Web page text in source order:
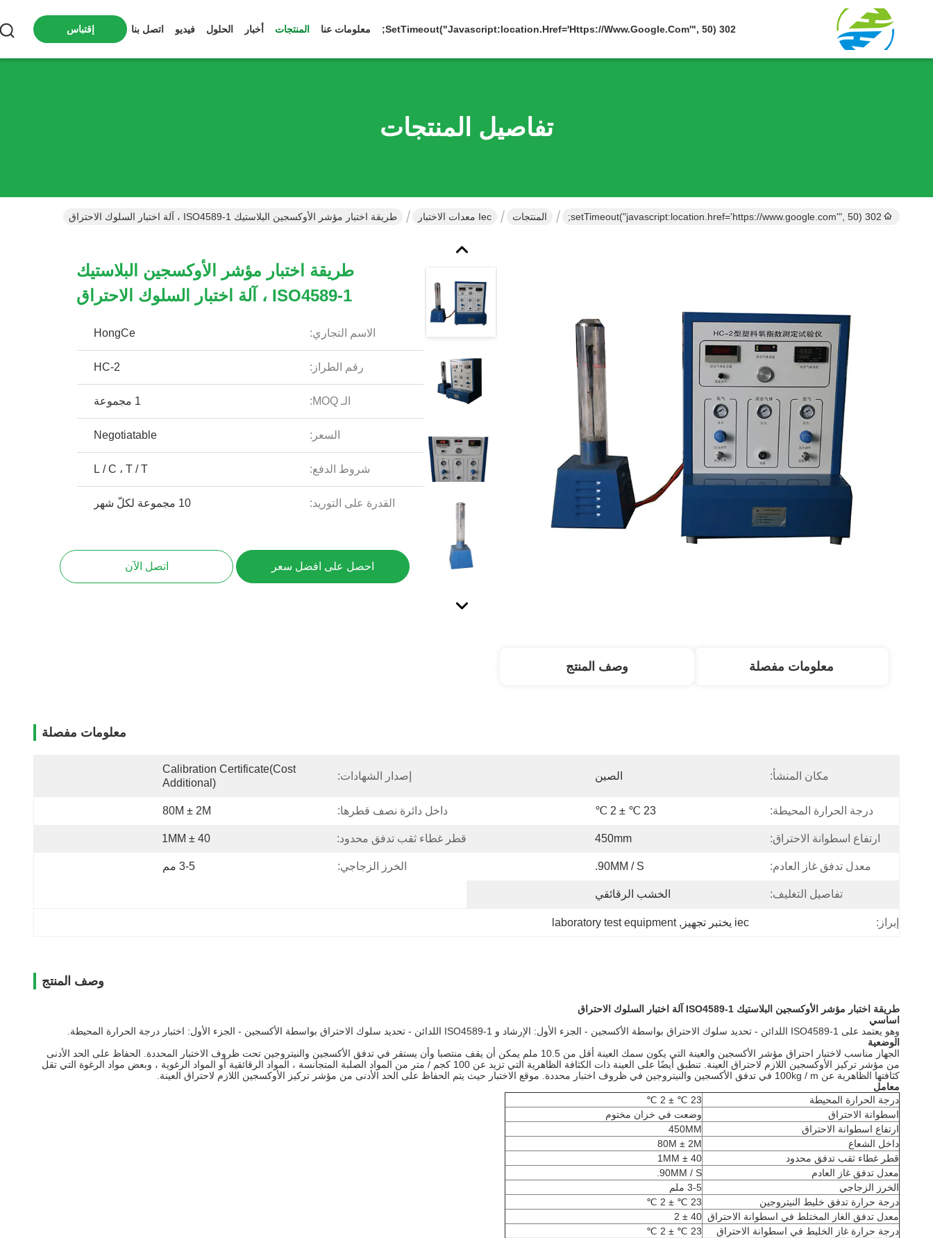
302 SetTimeout("javascript:location.href='https://www.google.com'", 50); معلومات عنا المنتجات أخبار الحلول فيديو اتصل بنا إقتباس
تفاصيل المنتجات
302 setTimeout("javascript:location.href='https://www.google.com'", 50); المنتجات Iec معدات الاختبار طريقة اختبار مؤشر الأوكسجين البلاستيك ISO4589-1 ، آلة اختبار السلوك الاحتراق
طريقة اختبار مؤشر الأوكسجين البلاستيك
ISO4589-1 ، آلة اختبار السلوك الاحتراق
الاسم التجاري: HongCe
رقم الطراز: HC-2
الـ MOQ: 1 مجموعة
السعر: Negotiatable
شروط الدفع: L / C ، T / T
القدرة على التوريد: 10 مجموعة لكلّ شهر
احصل على افضل سعر اتصل الآن
معلومات مفصلة وصف المنتج
معلومات مفصلة
مكان المنشأ: الصين إصدار الشهادات:
Calibration Certificate(cost
Additional)
درجة الحرارة المحيطة: 23 ℃ ± 2 ℃ داخل دائرة نصف قطرها: 80M ± 2M
ارتفاع اسطوانة الاحتراق: 450mm قطر غطاء ثقب تدفق محدود: 40 ± 1MM
معدل تدفق غاز العادم: 90MM / S. الخرز الزجاجي: 3-5 مم
تفاصيل التغليف: الخشب الرقائقي
إبراز: iec يختبر تجهيز ,
laboratory test equipment
وصف المنتج
طريقة اختبار مؤشر الأوكسجين البلاستيك ISO4589-1 آلة اختبار السلوك الاحتراق
اساسي
وهو يعتمد على ISO4589-1 اللدائن - تحديد سلوك الاحتراق بواسطة الأكسجين - الجزء الأول: الإرشاد و ISO4589-1 اللدائن - تحديد سلوك الاحتراق بواسطة الأكسجين - الجزء الأول: اختبار درجة الحرارة المحيطة.
الوضعية
الجهاز مناسب لاختبار احتراق مؤشر الأكسجين والعينة التي يكون سمك العينة أقل من 10.5 ملم يمكن أن يقف منتصبا وأن يستقر في تدفق الأكسجين والنيتروجين تحت ظروف الاختبار المحددة. الحفاظ على الحد الأدنى
من مؤشر تركيز الأوكسجين اللازم لاحتراق العينة.
تنطبق أيضًا على العينة ذات الكثافة الظاهرية التي تزيد عن 100 كجم / متر من المواد الصلبة المتجانسة ، المواد الرقائقية أو المواد الرغوية ، وبعض مواد الرغوة التي تقل
كثافتها الظاهرية عن 100kg / m في تدفق الأكسجين والنيتروجين في ظروف اختبار محددة. موقع الاختبار حيث يتم الحفاظ على الحد الأدنى من مؤشر تركيز الأوكسجين اللازم لاحتراق العينة.
معامل
درجة الحرارة المحيطة
23 ℃ ± 2 ℃
اسطوانة الاحتراق
وضعت في خزان مختوم
ارتفاع اسطوانة الاحتراق
450MM
داخل الشعاع
80M ± 2M
قطر غطاء ثقب تدفق محدود
40 ± 1MM
معدل تدفق غاز العادم
90MM / S.
الخرز الزجاجي
3-5 ملم
درجة حرارة تدفق خليط النيتروجين
23 ℃ ± 2 ℃
معدل تدفق الغاز المختلط في اسطوانة الاحتراق 40 ± 2
درجة حرارة غاز الخليط في اسطوانة الاحتراق
23 ℃ ± 2 ℃